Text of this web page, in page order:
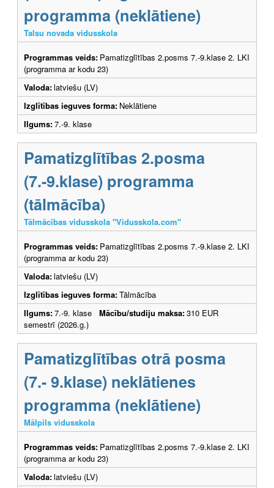
programma (neklātiene)
Talsu novada vidusskola
Programmas veids: Pamatizglītības 2.posms 7.-9.klase 2. LKI
(programma ar kodu 23)
Valoda:latviešu (LV)
Izglītības ieguves forma: Neklātiene
Ilgums:7.-9. klase
Pamatizglītības 2.posma
(7.-9.klase) programma
(tālmācība)
Tālmācības vidusskola "Vidusskola.com"
Programmas veids: Pamatizglītības 2.posms 7.-9.klase 2. LKI
(programma ar kodu 23)
Valoda:latviešu (LV)
Izglītības ieguves forma:Tālmācība
Ilgums:7.-9. klase Mācību/studiju maksa:310 EUR
semestrī (2026.g.)
Pamatizglītības otrā posma
(7.- 9.klase) neklātienes
programma (neklātiene)
Mālpils vidusskola
Programmas veids: Pamatizglītības 2.posms 7.-9.klase 2. LKI
(programma ar kodu 23)
Valoda:latviešu (LV)